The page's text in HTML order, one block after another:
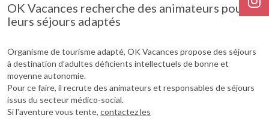
OK Vacances recherche des animateurs pour
leurs séjours adaptés
Organisme de tourisme adapté, OK Vacances propose des séjours
à destination d’adultes déficients intellectuels de bonne et
moyenne autonomie.
Pour ce faire, il recrute des animateurs et responsables de séjours
issus du secteur médico-social.
Si l'aventure vous tente, contactez les